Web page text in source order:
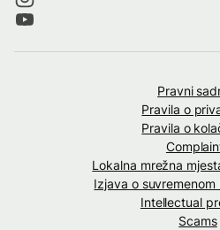
Pravni
Pravila o
Pravila o
Lokalna mrežna
Izjava o
Intellectual
Scams